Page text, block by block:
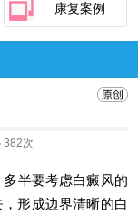
康复案例
382次
半要考虑白癜风的
形成边界清晰的白